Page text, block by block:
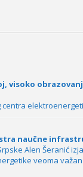
visoko
naučne
Alen Šeranić
veoma